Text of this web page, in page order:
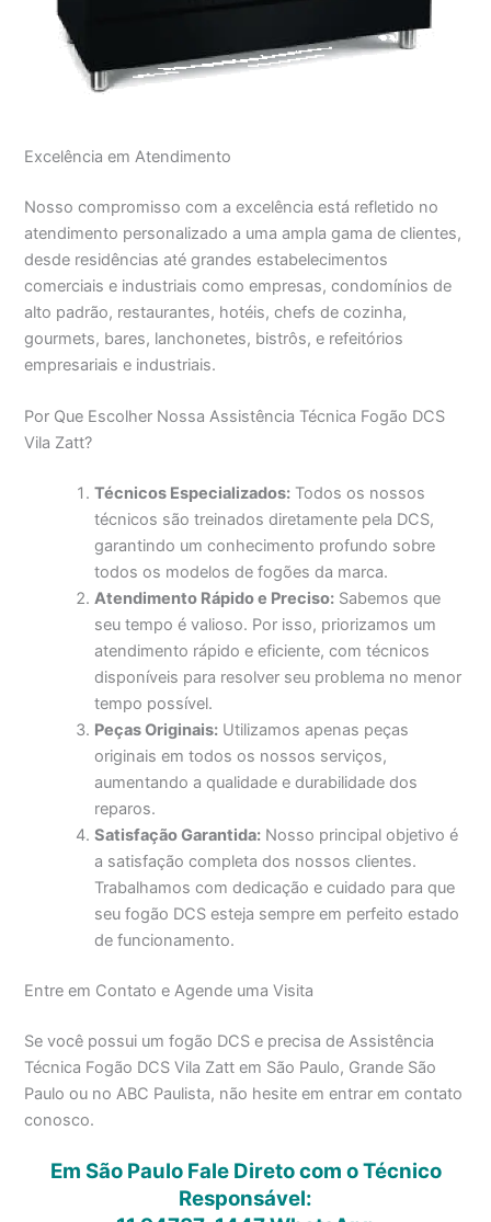
Excelência em Atendimento
Nosso compromisso com a excelência está refletido no
atendimento personalizado a uma ampla gama de clientes,
desde residências até grandes estabelecimentos
comerciais e industriais como empresas, condomínios de
alto padrão, restaurantes, hotéis, chefs de cozinha,
gourmets, bares, lanchonetes, bistrôs, e refeitórios
empresariais e industriais.
Por Que Escolher Nossa Assistência Técnica Fogão DCS
Vila Zatt?
Técnicos Especializados: Todos os nossos
técnicos são treinados diretamente pela DCS,
garantindo um conhecimento profundo sobre
todos os modelos de fogões da marca.
Atendimento Rápido e Preciso: Sabemos que
seu tempo é valioso. Por isso, priorizamos um
atendimento rápido e eficiente, com técnicos
disponíveis para resolver seu problema no menor
tempo possível.
Peças Originais: Utilizamos apenas peças
originais em todos os nossos serviços,
aumentando a qualidade e durabilidade dos
reparos.
Satisfação Garantida: Nosso principal objetivo é
a satisfação completa dos nossos clientes.
Trabalhamos com dedicação e cuidado para que
seu fogão DCS esteja sempre em perfeito estado
de funcionamento.
Entre em Contato e Agende uma Visita
Se você possui um fogão DCS e precisa de Assistência
Técnica Fogão DCS Vila Zatt em São Paulo, Grande São
Paulo ou no ABC Paulista, não hesite em entrar em contato
conosco.
Em São Paulo Fale Direto com o Técnico
Responsável: